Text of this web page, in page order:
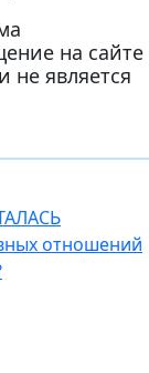
на сайте
является
отношений